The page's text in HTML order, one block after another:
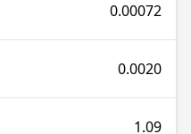
0.00072
0.0020
1.09